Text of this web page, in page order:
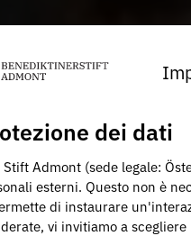
dei dati
Stift Admont (sede legale:
esterni. Questo non è
di instaurare
vi invitiamo a